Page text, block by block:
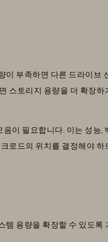
이 부족하면 다른 드라이브
스토리지 용량을 더 확장하
이 필요합니다. 이는 성능,
로드의 위치를 결정해야 하
용량을 확장할 수 있도록